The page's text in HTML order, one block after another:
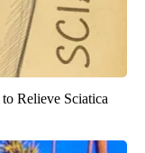
Relieve Sciatica